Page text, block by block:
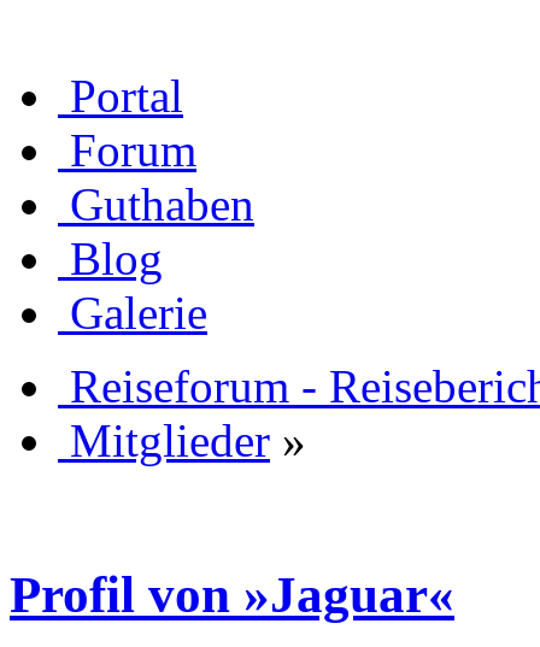
Portal
Forum
Guthaben
Blog
Galerie
Reiseforum -
Mitglieder »
Profil von »Jaguar«